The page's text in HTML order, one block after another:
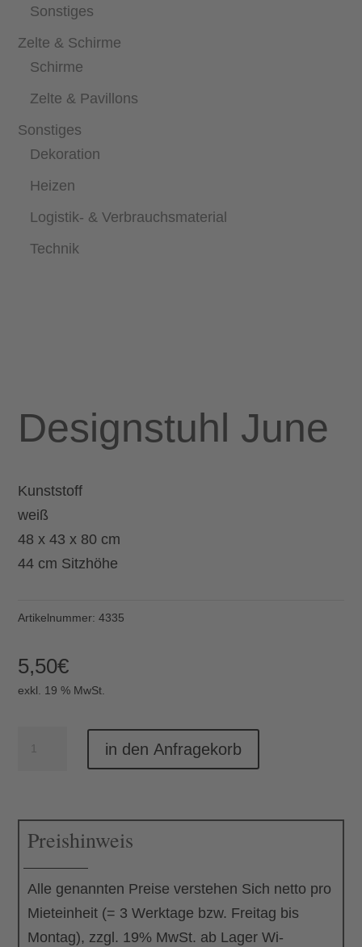
Sonstiges
Zelte & Schirme
Schirme
Zelte & Pavillons
Sonstiges
Dekoration
Heizen
Logistik- & Verbrauchsmaterial
Technik
Designstuhl June
Kunststoff
weiß
48 x 43 x 80 cm
44 cm Sitzhöhe
Artikelnummer:4335
5,50€
exkl. 19 % MwSt.
in den Anfragekorb
Preishinweis
Alle genannten Preise verstehen Sich netto pro
Mieteinheit (= 3 Werktage bzw. Freitag bis
Montag), zzgl. 19% MwSt. ab Lager Wi-